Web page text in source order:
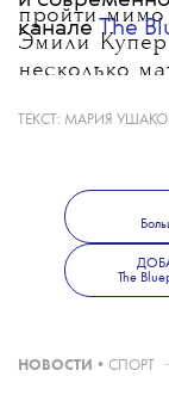
пройти мимо
Эмили Купер
несколько
сезоне, где
каналеThe
ТЕКСТ: МАРИЯ
The
НОВОСТИ • СПОРТ